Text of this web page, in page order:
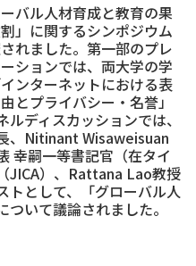
ーバル人材育成と教育の果
」に関するシンポジウム
れました。第一部のプレ
ションでは、両大学の学
ンターネットにおける表
とプライバシー・名誉」
ディスカッションでは、
、Nitinant Wisaweisuan
幸嗣一等書記官（在タイ
JICA）、Rattana Lao教授
トとして、「グローバル人
いて議論されました。